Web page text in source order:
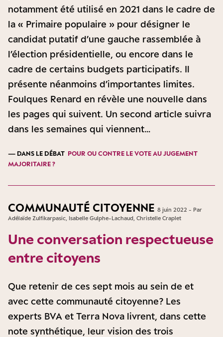
notamment été utilisé en 2021 dans le cadre de
la « Primaire populaire » pour désigner le
candidat putatif d’une gauche rassemblée à
l’élection présidentielle, ou encore dans le
cadre de certains budgets participatifs. Il
présente néanmoins d’importantes limites.
Foulques Renard en révèle une nouvelle dans
les pages qui suivent. Un second article suivra
dans les semaines qui viennent…
— DANS LE DÉBAT POUR OU CONTRE LE VOTE AU JUGEMENT
MAJORITAIRE ?
COMMUNAUTÉ CITOYENNE 8 juin 2022 - Par
Adélaïde Zulfikarpasic, Isabelle Gulphe-Lachaud, Christelle Craplet
Une conversation respectueuse
entre citoyens
Que retenir de ces sept mois au sein de et
avec cette communauté citoyenne ? Les
experts BVA et Terra Nova livrent, dans cette
note synthétique, leur vision des trois